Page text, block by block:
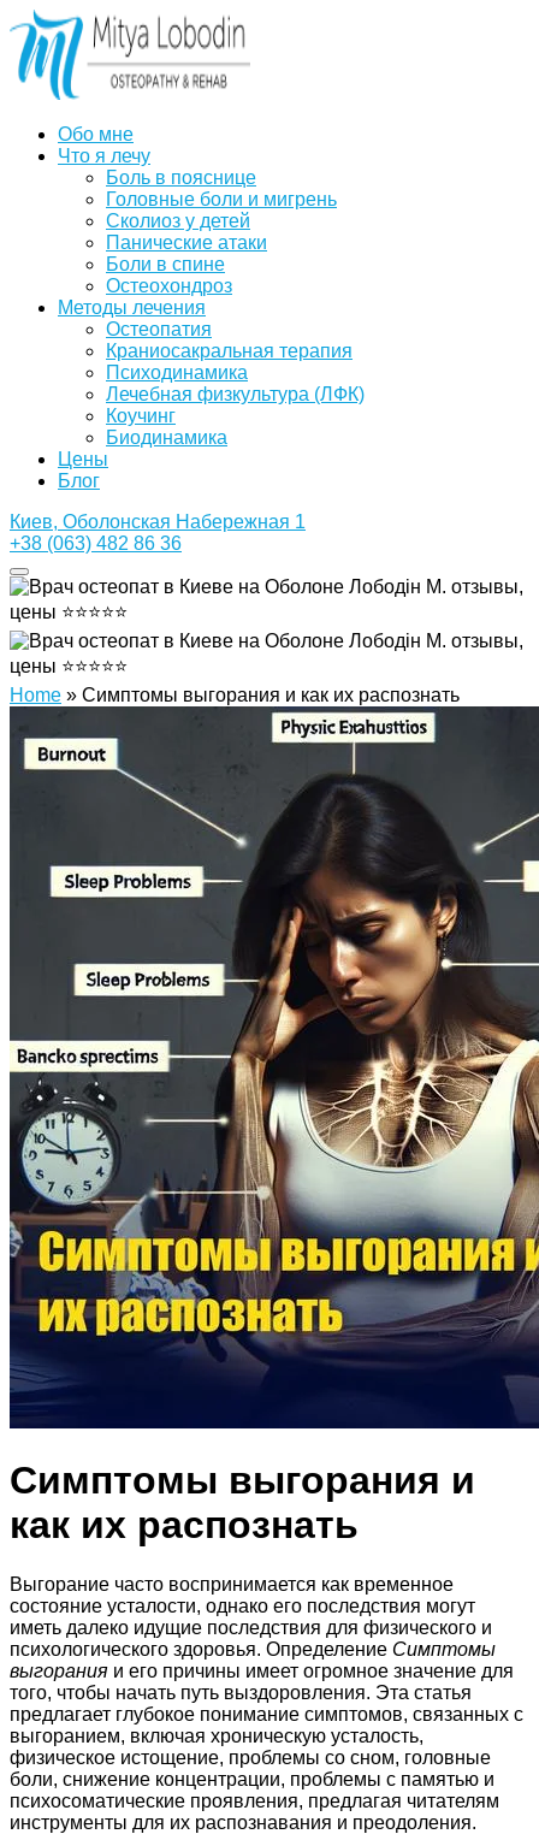
Обо мне
Что я лечу
Боль в пояснице
Головные боли и мигрень
Сколиоз у детей
Панические атаки
Боли в спине
Остеохондроз
Методы лечения
Остеопатия
Краниосакральная терапия
Психодинамика
Лечебная физкультура (ЛФК)
Коучинг
Биодинамика
Цены
Блог
Киев, Оболонская Набережная 1
+38 (063) 482 86 36
Home » Симптомы выгорания и как их распознать
Симптомы выгорания и
как их распознать
Выгорание часто воспринимается как временное
состояние усталости, однако его последствия могут
иметь далеко идущие последствия для физического и
психологического здоровья. Определение Симптомы
выгорания и его причины имеет огромное значение для
того, чтобы начать путь выздоровления. Эта статья
предлагает глубокое понимание симптомов, связанных с
выгоранием, включая хроническую усталость,
физическое истощение, проблемы со сном, головные
боли, снижение концентрации, проблемы с памятью и
психосоматические проявления, предлагая читателям
инструменты для их распознавания и преодоления.